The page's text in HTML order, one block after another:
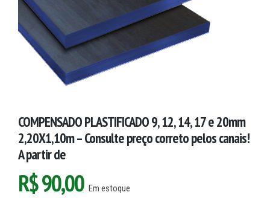
COMPENSADO PLASTIFICADO 9, 12, 14, 17 e 20mm
2,20X1,10m – Consulte preço correto pelos canais!
A partir de
R$90,00 Em estoque